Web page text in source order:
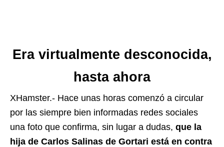
Era virtualmente desconocida,
hasta ahora
XHamster.- Hace unas horas comenzó a circular
por las siempre bien informadas redes sociales
una foto que confirma, sin lugar a dudas, que la
hija de Carlos Salinas de Gortari está en contra